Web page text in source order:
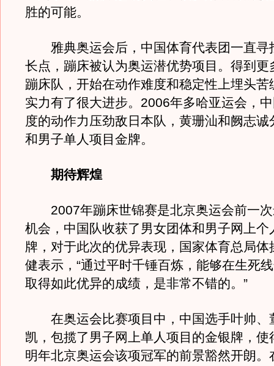
胜的可能。
雅典奥运会后，中国体育代表团一直寻
长点，蹦床被认为奥运潜优势项目。得到更
蹦床队，开始在动作难度和稳定性上埋头苦
实力有了很大进步。2006年多哈亚运会，
度的动作力压劲敌日本队，黄珊汕和阙志诚
和男子单人项目金牌。
期待辉煌
2007年蹦床世锦赛是北京奥运会前一次
机会，中国队收获了男女团体和男子网上个
牌，对于此次的优异表现，国家体育总局体
健表示，“通过平时千锤百炼，能够在生死
取得如此优异的成绩，是非常不错的。”
在奥运会比赛项目中，中国选手叶帅、
凯，包揽了男子网上单人项目的金银牌，使
明年北京奥运会该项冠军的前景豁然开朗。